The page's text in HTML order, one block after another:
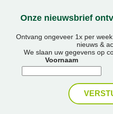
Onze nieuwsbrief
Ontvang ongeveer 1x per
nieuws &
We slaan uw gegevens op
Voornaam